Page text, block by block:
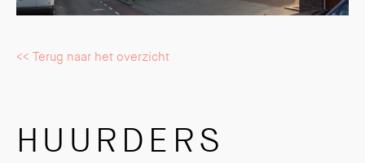
<< Terug naar het overzicht
HUURDERS